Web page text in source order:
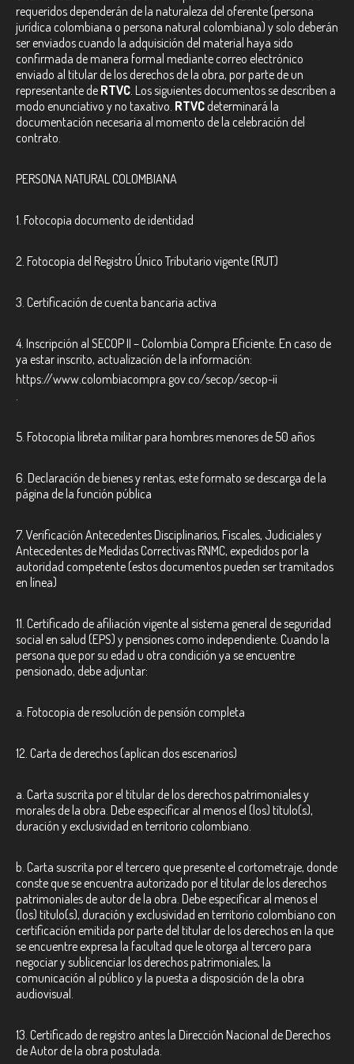
requeridos dependerán de la naturaleza del oferente (persona
jurídica colombiana o persona natural colombiana) y solo deberán
ser enviados cuando la adquisición del material haya sido
confirmada de manera formal mediante correo electrónico
enviado al titular de los derechos de la obra, por parte de un
representante de RTVC . Los siguientes documentos se describen a
modo enunciativo y no taxativo. RTVC determinará la
documentación necesaria al momento de la celebración del
contrato.
PERSONA NATURAL COLOMBIANA
1. Fotocopia documento de identidad
2. Fotocopia del Registro Único Tributario vigente (RUT)
3. Certificación de cuenta bancaria activa
4. Inscripción al SECOP II – Colombia Compra Eficiente. En caso de
ya estar inscrito, actualización de la información:
https://www.colombiacompra.gov.co/secop/secop-ii
5. Fotocopia libreta militar para hombres menores de 50 años
6. Declaración de bienes y rentas, este formato se descarga de la
página de la función pública
7. Verificación Antecedentes Disciplinarios, Fiscales, Judiciales y
Antecedentes de Medidas Correctivas RNMC, expedidos por la
autoridad competente (estos documentos pueden ser tramitados
en línea)
11. Certificado de afiliación vigente al sistema general de seguridad
social en salud (EPS) y pensiones como independiente. Cuando la
persona que por su edad u otra condición ya se encuentre
pensionado, debe adjuntar:
a. Fotocopia de resolución de pensión completa
12. Carta de derechos (aplican dos escenarios)
a . Carta suscrita por el titular de los derechos patrimoniales y
morales de la obra. Debe especificar al menos el (los) título(s),
duración y exclusividad en territorio colombiano.
b . Carta suscrita por el tercero que presente el cortometraje, donde
conste que se encuentra autorizado por el titular de los derechos
patrimoniales de autor de la obra. Debe especificar al menos el
(los) título(s), duración y exclusividad en territorio colombiano con
certificación emitida por parte del titular de los derechos en la que
se encuentre expresa la facultad que le otorga al tercero para
negociar y sublicenciar los derechos patrimoniales, la
comunicación al público y la puesta a disposición de la obra
audiovisual.
13. Certificado de registro antes la Dirección Nacional de Derechos
de Autor de la obra postulada.